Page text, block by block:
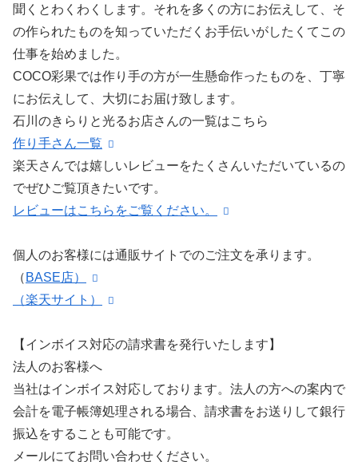
聞くとわくわくします。それを多くの方にお伝えして、そ
の作られたものを知っていただくお手伝いがしたくてこの
仕事を始めました。
COCO彩果では作り手の方が一生懸命作ったものを、丁寧
にお伝えして、大切にお届け致します。
石川のきらりと光るお店さんの一覧はこちら
作り手さん一覧
楽天さんでは嬉しいレビューをたくさんいただいているの
でぜひご覧頂きたいです。
レビューはこちらをご覧ください。
個人のお客様には通販サイトでのご注文を承ります。
（ BASE店）
（楽天サイト）
【インボイス対応の請求書を発行いたします】
法人のお客様へ
当社はインボイス対応しております。法人の方への案内で
会計を電子帳簿処理される場合、請求書をお送りして銀行
振込をすることも可能です。
メールにてお問い合わせください。